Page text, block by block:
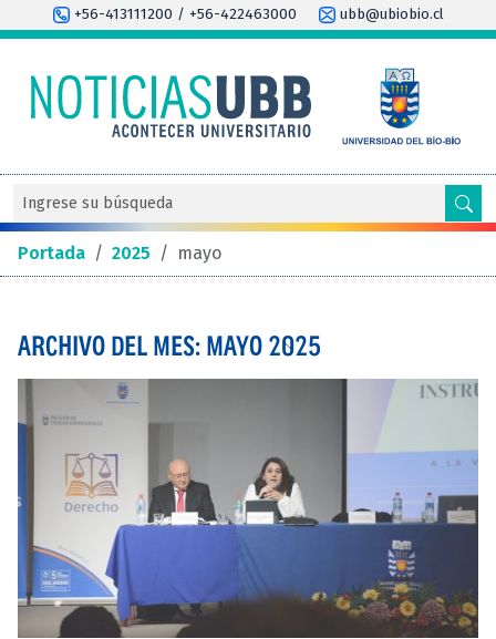
+56-413111200 / +56-422463000 ubb@ubiobio.cl
Portada / 2025 / mayo
ARCHIVO DEL MES: MAYO 2025